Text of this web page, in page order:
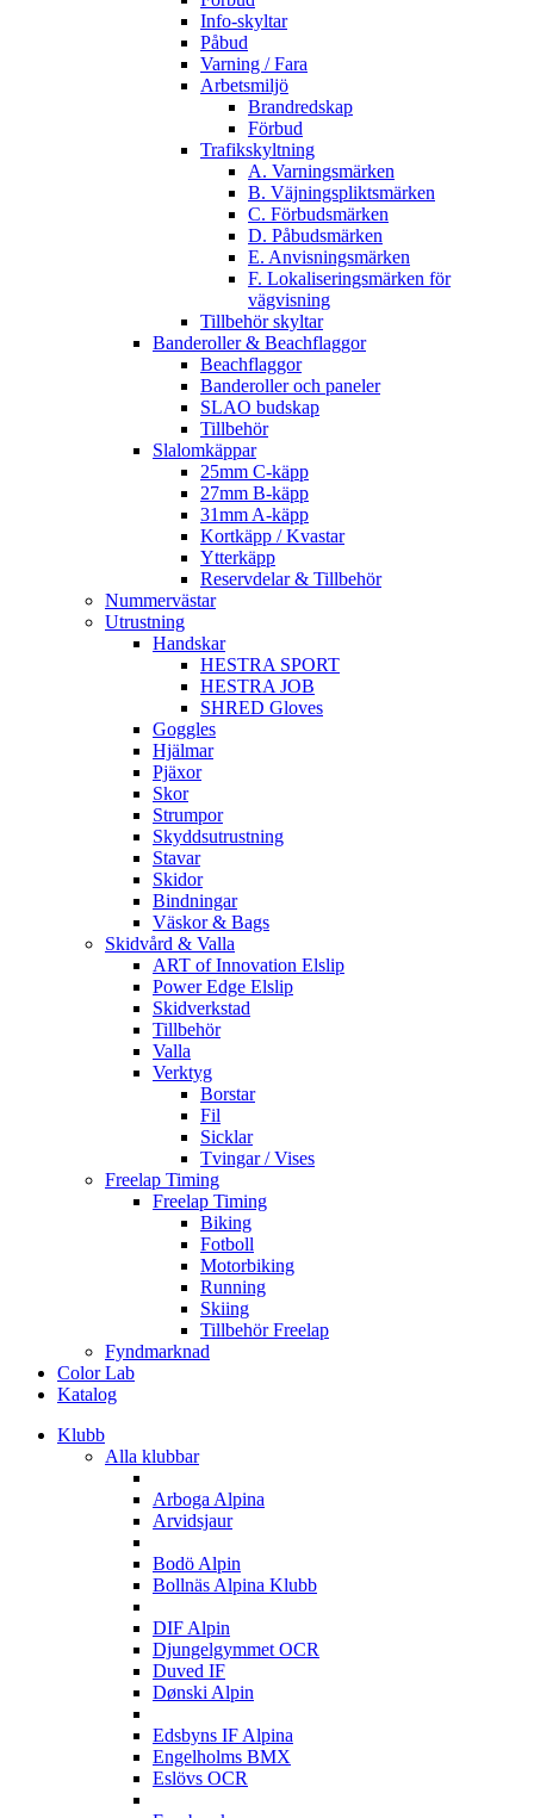
Info-skyltar
Påbud
Varning / Fara
Arbetsmiljö
Brandredskap
Förbud
Trafikskyltning
A. Varningsmärken
B. Väjningspliktsmärken
C. Förbudsmärken
D. Påbudsmärken
E. Anvisningsmärken
F. Lokaliseringsmärken för
vägvisning
Tillbehör skyltar
Banderoller & Beachflaggor
Beachflaggor
Banderoller och paneler
SLAO budskap
Tillbehör
Slalomkäppar
25mm C-käpp
27mm B-käpp
31mm A-käpp
Kortkäpp / Kvastar
Ytterkäpp
Reservdelar & Tillbehör
Nummervästar
Utrustning
Handskar
HESTRA SPORT
HESTRA JOB
SHRED Gloves
Goggles
Hjälmar
Pjäxor
Skor
Strumpor
Skyddsutrustning
Stavar
Skidor
Bindningar
Väskor & Bags
Skidvård & Valla
ART of Innovation Elslip
Power Edge Elslip
Skidverkstad
Tillbehör
Valla
Verktyg
Borstar
Fil
Sicklar
Tvingar / Vises
Freelap Timing
Freelap Timing
Biking
Fotboll
Motorbiking
Running
Skiing
Tillbehör Freelap
Fyndmarknad
Color Lab
Katalog
Klubb
Alla klubbar
Arboga Alpina
Arvidsjaur
Bodö Alpin
Bollnäs Alpina Klubb
DIF Alpin
Djungelgymmet OCR
Duved IF
Dønski Alpin
Edsbyns IF Alpina
Engelholms BMX
Eslövs OCR